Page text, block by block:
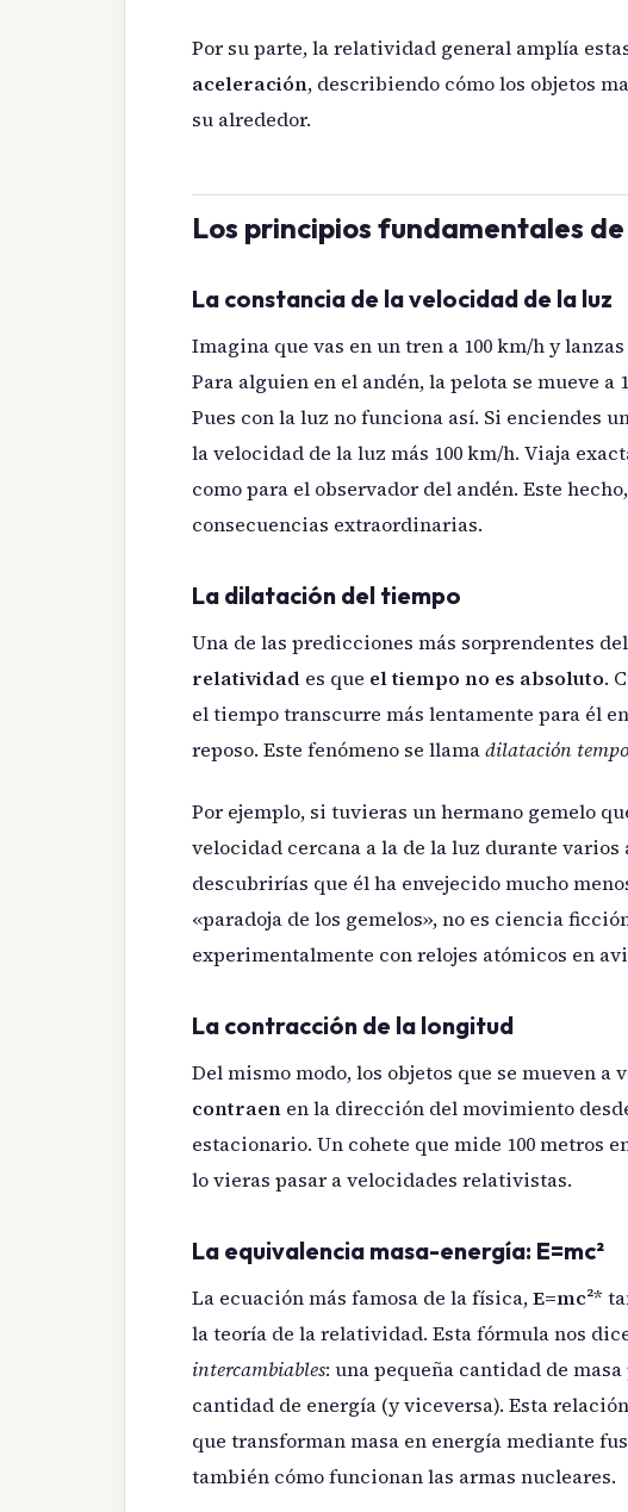
Por su parte, la relatividad general amplía
aceleración, describiendo cómo los objetos
su alrededor.
Los principios fundamentales
La constancia de la velocidad de la luz
Imagina que vas en un tren a 100 km/h y
Para alguien en el andén, la pelota se mueve a
Pues con la luz no funciona así. Si enciendes
la velocidad de la luz más 100 km/h. Viaja
como para el observador del andén. Este
consecuencias extraordinarias.
La dilatación del tiempo
Una de las predicciones más sorprendentes del
relatividad es que el tiempo no es absoluto.
el tiempo transcurre más lentamente para él
reposo. Este fenómeno se llamadilatación
Por ejemplo, si tuvieras un hermano gemelo
velocidad cercana a la de la luz durante
descubrirías que él ha envejecido mucho
«paradoja de los gemelos», no es ciencia
experimentalmente con relojes atómicos en
La contracción de la longitud
Del mismo modo, los objetos que se mueven a
contraen en la dirección del movimiento
estacionario. Un cohete que mide 100 metros
lo vieras pasar a velocidades relativistas.
La equivalencia masa-energía: E=mc²
La ecuación más famosa de la física,E=mc²*
la teoría de la relatividad. Esta fórmula nos
intercambiables: una pequeña cantidad de
cantidad de energía (y viceversa). Esta
que transforman masa en energía mediante
también cómo funcionan las armas nucleares.